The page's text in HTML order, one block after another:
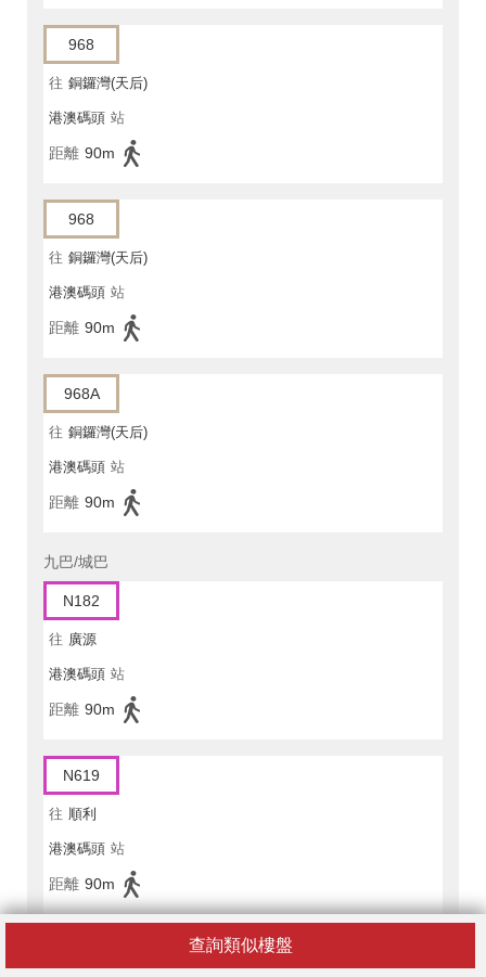
查詢類似樓盤
968
往 銅鑼灣(天后)
港澳碼頭 站
距離 90m
968
往 銅鑼灣(天后)
港澳碼頭 站
距離 90m
968A
往 銅鑼灣(天后)
港澳碼頭 站
距離 90m
九巴/城巴
N182
往 廣源
港澳碼頭 站
距離 90m
N619
往 順利
港澳碼頭 站
距離 90m